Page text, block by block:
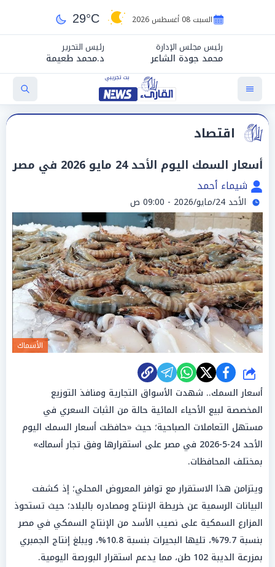
السبت 08 أغسطس 2026 29°C
رئيس مجلس الإدارة
محمد جودة الشاعر
رئيس التحرير
د.محمد طعيمة
اقتصاد
أسعار السمك اليوم الأحد 24 مايو 2026 في مصر
شيماء أحمد
الأحد 24/مايو/2026 - 09:00 ص
الأسماك
شارك
أسعار السمك.. شهدت الأسواق التجارية ومنافذ التوزيع
المخصصة لبيع الأحياء المائية حالة من الثبات السعري في
مستهل التعاملات الصباحية؛ حيث «حافظت أسعار السمك اليوم
الأحد 24-5-2026 في مصر على استقرارها وفق تجار أسماك»
بمختلف المحافظات.
ويتزامن هذا الاستقرار مع توافر المعروض المحلي؛ إذ كشفت
البيانات الرسمية عن خريطة الإنتاج ومصادره بالبلاد؛ حيث تستحوذ
المزارع السمكية على نصيب الأسد من الإنتاج السمكي في مصر
بنسبة 79.7%، تليها البحيرات بنسبة 10.8%، ويبلغ إنتاج الجمبري
بمزرعة الديبة 102 طن، مما يدعم استقرار البورصة اليومية.